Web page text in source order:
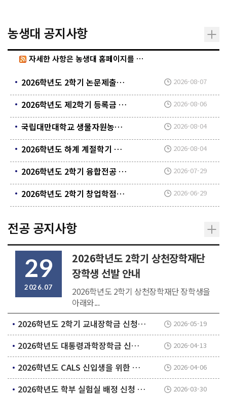
농생대 공지사항
자세한 사항은 농생대 홈페이지를 참고하세요.
2026학년도 2학기 논문제출자격시험 일정 알림 2026-08-07
2026학년도 제2학기 등록금 수납계획 알림 2026-08-06
국립대만대학교 생물자원농업대학 교환학생 신청 안내(2027년 1학기) 2026-08-04
2026학년도 하계 계절학기 강의평가 실시 안내 2026-08-04
2026학년도 2학기 융합전공 응용 데이터사이언스 선발 공지 2026-07-29
2026학년도 2학기 창업학점제 신청 안내 2026-06-29
전공 공지사항
29
2026.07
2026학년도 2학기 상천장학재단
장학생 선발 안내
2026학년도 2학기 상천장학재단 장학생을
아래와...
2026학년도 2학기 교내장학금 신청 안내
2026-05-19
2026학년도 대통령과학장학금 신규 장학생 신청 및 선발 안내 2026-04-13
2026학년도 CALS 신입생을 위한 선‧후배 전공탐색 프로그램 시행 계획 안내 2026-04-06
2026학년도 학부 실험실 배정 신청 안내(~4/10(금)) 2026-03-30